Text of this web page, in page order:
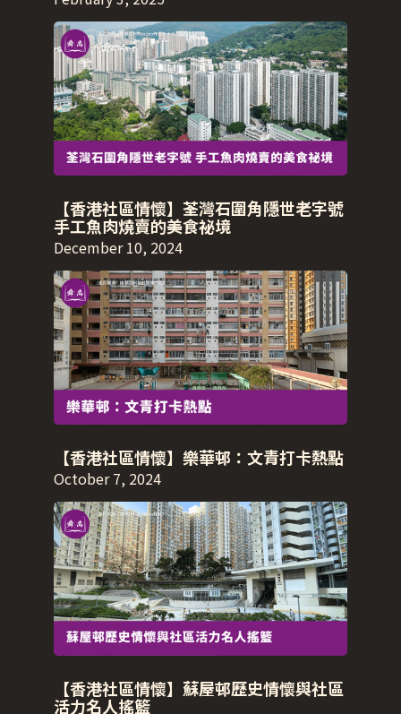
【香港社區情懷】荃灣石圍角隱世老字號
手工魚肉燒賣的美食祕境
December 10, 2024
【香港社區情懷】樂華邨：文青打卡熱點
October 7, 2024
【香港社區情懷】蘇屋邨歷史情懷與社區
活力名人搖籃